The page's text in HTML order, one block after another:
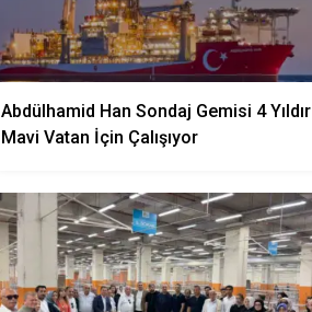
Abdülhamid Han Sondaj Gemisi 4 Yıldır
Mavi Vatan İçin Çalışıyor